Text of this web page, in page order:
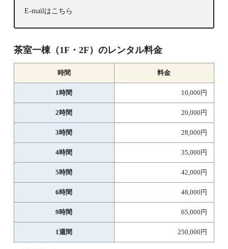
E-mailはこちら
茶室一棟（1F・2F）のレンタル料金
時間 料金
1時間 10,000円
2時間 20,000円
3時間 28,000円
4時間 35,000円
5時間 42,000円
6時間 48,000円
9時間 65,000円
1週間 250,000円